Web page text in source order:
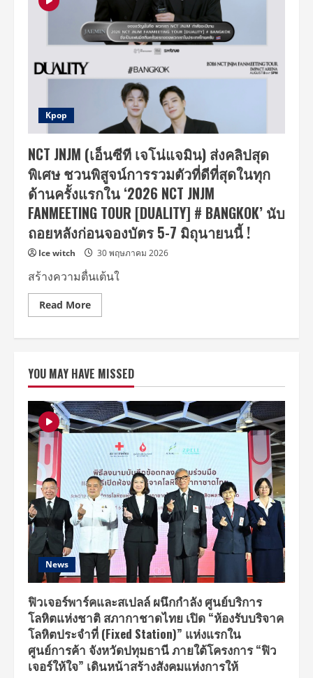
Kpop
NCT JNJM (เอ็นซีที เจโน่แจมิน) ส่งคลิปสุด
พิเศษ ชวนพิสูจน์การรวมตัวที่ดีที่สุดในทุก
ด้านครั้งแรกใน ‘2026 NCT JNJM
FANMEETING TOUR [DUALITY] # BANGKOK’ นับ
ถอยหลังก่อนจองบัตร 5-7 มิถุนายนนี้ !
Ice witch 30 พฤษภาคม 2026
สร้างความตื่นเต้นใ
Read MoreRead
more
เจ
โน่
แจ
มิน)
ส่ง
คลิป
สุด
พิเศษ
ชวน
พิสูจน์
การ
รวม
ตัว
ที่
ดี
ที่สุด
ใน
ทุก
ด้าน
ครั้ง
แรก
ใน
NCT
JNJM
FANMEETING
TOUR
[DUALITY]
#
BANGKOK’
นับ
YOU MAY HAVE MISSED
News
ฟิวเจอร์พาร์คและสเปลล์ ผนึกกำลัง ศูนย์บริการ
โลหิตแห่งชาติ สภากาชาดไทย เปิด “ห้องรับบริจาค
โลหิตประจำที่ (Fixed Station)” แห่งแรกใน
ศูนย์การค้า จังหวัดปทุมธานี ภายใต้โครงการ “ฟิว
เจอร์ให้ใจ” เดินหน้าสร้างสังคมแห่งการให้